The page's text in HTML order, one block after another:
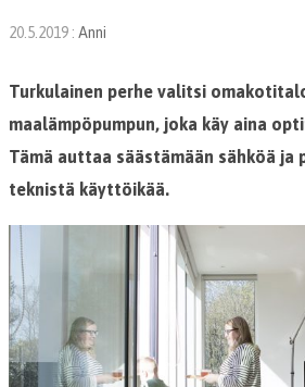
20.5.2019 : Anni
Turkulainen perhe valitsi
maalämpöpumpun, joka käy aina
Tämä auttaa säästämään sähköä ja
teknistä käyttöikää.